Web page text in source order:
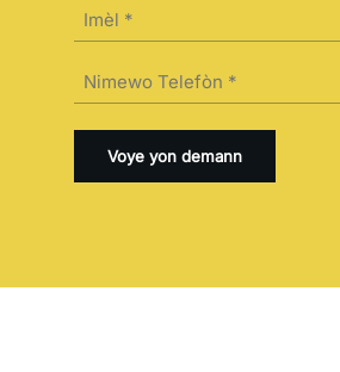
Imèl
(Required)
Telefòn
(Required)